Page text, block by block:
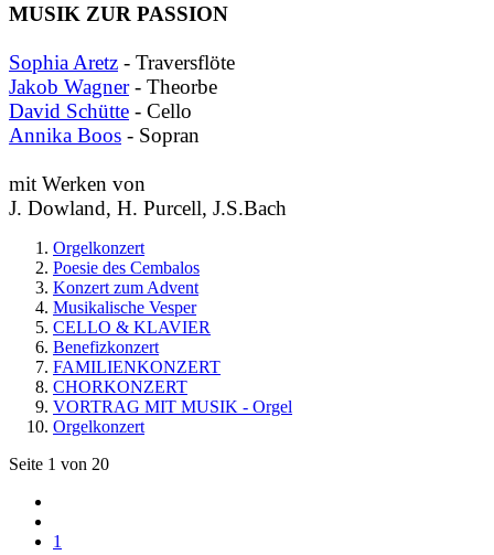
MUSIK ZUR PASSION
Sophia Aretz - Traversflöte
Jakob Wagner- Theorbe
David Schütte - Cello
Annika Boos - Sopran
mit Werken von
J. Dowland, H. Purcell, J.S.Bach
Orgelkonzert
Poesie des Cembalos
Konzert zum Advent
Musikalische Vesper
CELLO & KLAVIER
Benefizkonzert
FAMILIENKONZERT
CHORKONZERT
VORTRAG MIT MUSIK - Orgel
Orgelkonzert
Seite 1 von 20
1